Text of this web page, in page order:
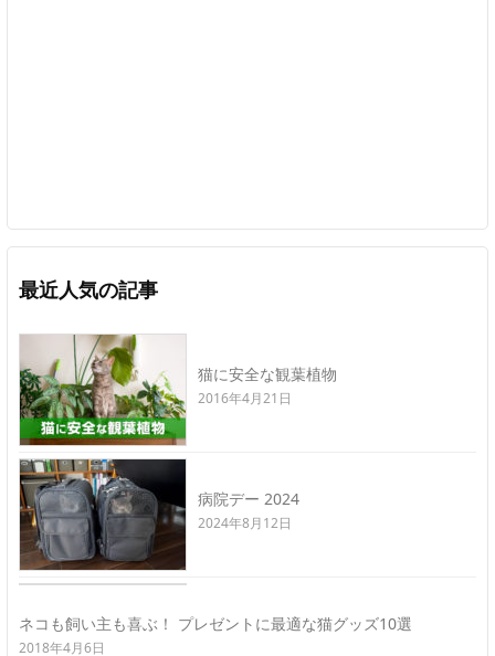
最近人気の記事
猫に安全な観葉植物
2016年4月21日
病院デー 2024
2024年8月12日
ネコも飼い主も喜ぶ！ プレゼントに最適な猫グッズ10選
2018年4月6日